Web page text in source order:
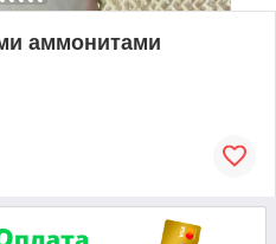
аммонитами